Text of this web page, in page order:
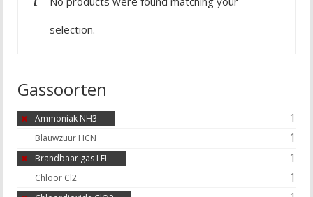
selection.
Gassoorten
Ammoniak NH3 1
Blauwzuur HCN 1
Brandbaar gas LEL 1
Chloor Cl2 1